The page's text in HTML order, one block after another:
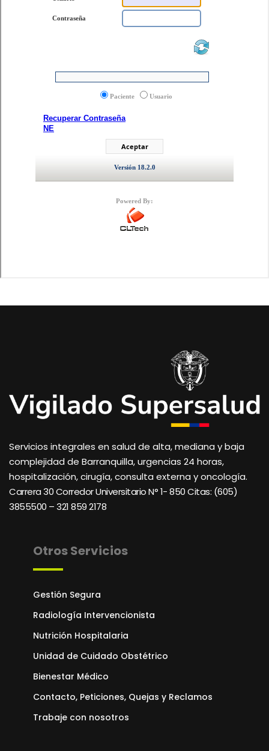
Servicios integrales en salud de alta, mediana y baja
complejidad de Barranquilla, urgencias 24 horas,
hospitalización, cirugía, consulta externa y oncología.
Carrera 30 Corredor Universitario N° 1- 850 Citas: (605)
3855500 – 321 859 2178
Otros Servicios
Gestión Segura
Radiología Intervencionista
Nutrición Hospitalaria
Unidad de Cuidado Obstétrico
Bienestar Médico
Contacto, Peticiones, Quejas y Reclamos
Trabaje con nosotros